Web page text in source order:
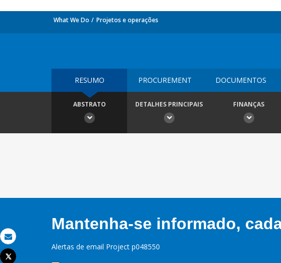
Email
Tweet
What We Do Projetos e operações
RESUMO PROCUREMENT DOCUMENTOS
ABSTRATO DETALHES PRINCIPAIS FINANÇAS
Mantenha-se informado,
Alertas de email Project p048550